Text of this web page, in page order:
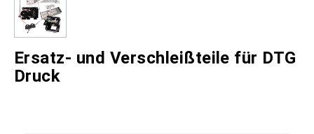
Ersatz- und Verschleißteile für DTG
Druck